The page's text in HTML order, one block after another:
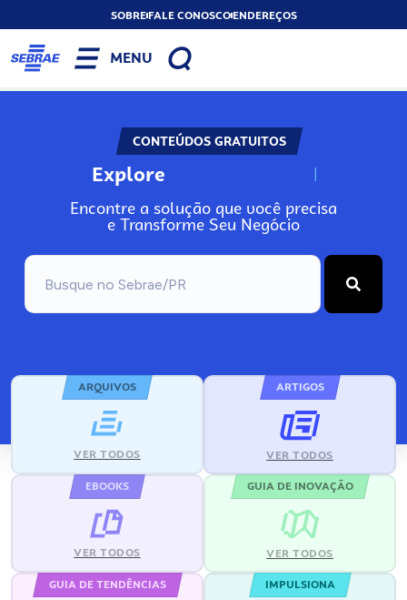
SOBREFALE CONOSCOENDEREÇOS
MENU
CONTEÚDOS GRATUITOS
Explore N
Encontre a solução que você precisa
e Transforme Seu Negócio
ARQUIVOS
VER TODOS
ARTIGOS
VER TODOS
EBOOKS
VER TODOS
GUIA DE INOVAÇÃO
VER TODOS
GUIA DE TENDÊNCIAS IMPULSIONA